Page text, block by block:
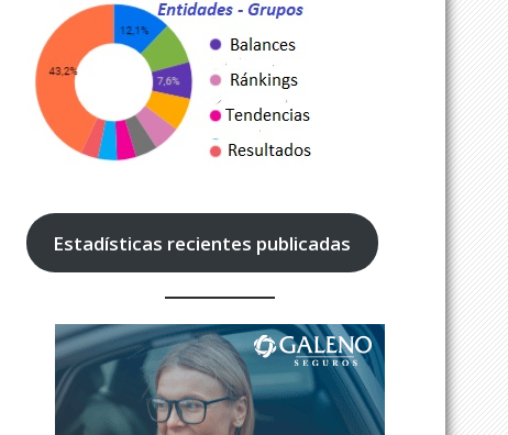
Estadísticas recientes publicadas